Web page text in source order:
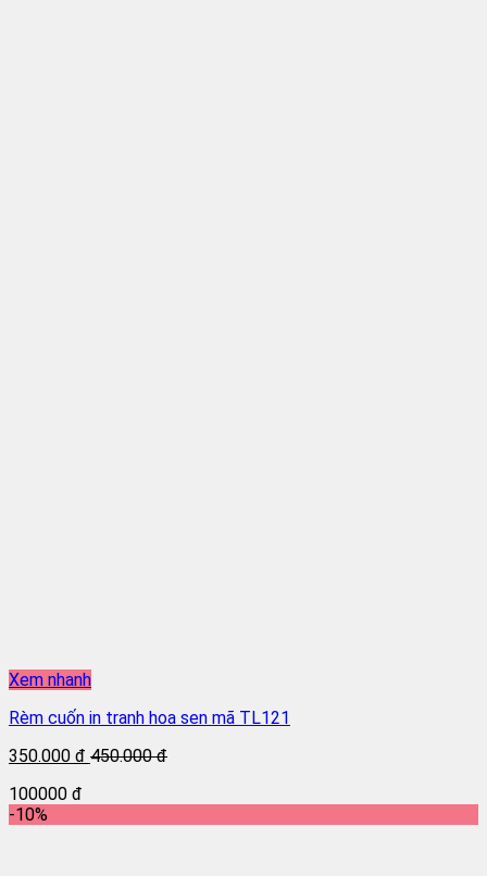
Xem nhanh
Rèm cuốn in tranh hoa sen mã TL121
350.000 đ 450.000 đ
100000 đ
-10%